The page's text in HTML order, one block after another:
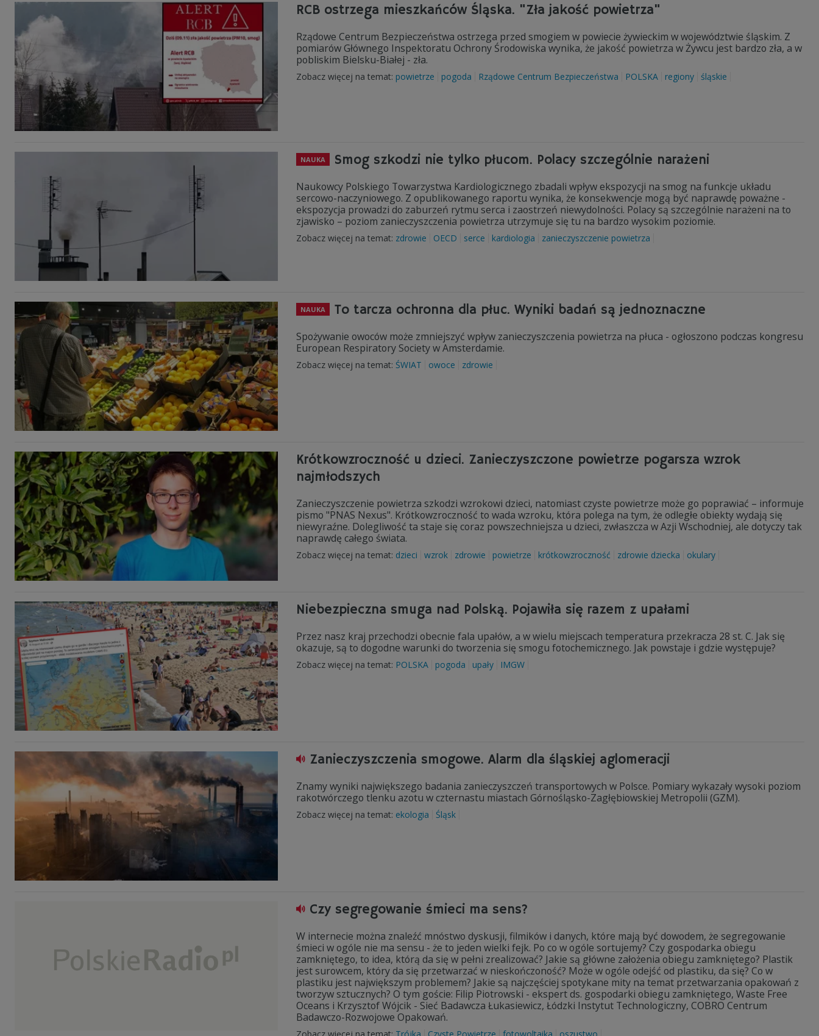
RCB ostrzega mieszkańców Śląska. "Zła jakość powietrza"
Rządowe Centrum Bezpieczeństwa ostrzega przed smogiem w powiecie żywieckim w województwie śląskim. Z
pomiarów Głównego Inspektoratu Ochrony Środowiska wynika, że jakość powietrza w Żywcu jest bardzo zła, a w
pobliskim Bielsku-Białej - zła.
Zobacz więcej na temat: powietrze pogoda Rządowe Centrum Bezpieczeństwa POLSKA regiony śląskie
NAUKA Smog szkodzi nie tylko płucom. Polacy szczególnie narażeni
Naukowcy Polskiego Towarzystwa Kardiologicznego zbadali wpływ ekspozycji na smog na funkcje układu
sercowo-naczyniowego. Z opublikowanego raportu wynika, że konsekwencje mogą być naprawdę poważne -
ekspozycja prowadzi do zaburzeń rytmu serca i zaostrzeń niewydolności. Polacy są szczególnie narażeni na to
zjawisko – poziom zanieczyszczenia powietrza utrzymuje się tu na bardzo wysokim poziomie.
Zobacz więcej na temat: zdrowie OECD serce kardiologia zanieczyszczenie powietrza
NAUKA To tarcza ochronna dla płuc. Wyniki badań są jednoznaczne
Spożywanie owoców może zmniejszyć wpływ zanieczyszczenia powietrza na płuca - ogłoszono podczas kongresu
European Respiratory Society w Amsterdamie.
Zobacz więcej na temat: ŚWIAT owoce zdrowie
Krótkowzroczność u dzieci. Zanieczyszczone powietrze pogarsza wzrok
najmłodszych
Zanieczyszczenie powietrza szkodzi wzrokowi dzieci, natomiast czyste powietrze może go poprawiać – informuje
pismo "PNAS Nexus". Krótkowzroczność to wada wzroku, która polega na tym, że odległe obiekty wydają się
niewyraźne. Dolegliwość ta staje się coraz powszechniejsza u dzieci, zwłaszcza w Azji Wschodniej, ale dotyczy tak
naprawdę całego świata.
Zobacz więcej na temat: dzieci wzrok zdrowie powietrze krótkowzroczność zdrowie dziecka okulary
Niebezpieczna smuga nad Polską. Pojawiła się razem z upałami
Przez nasz kraj przechodzi obecnie fala upałów, a w wielu miejscach temperatura przekracza 28 st. C. Jak się
okazuje, są to dogodne warunki do tworzenia się smogu fotochemicznego. Jak powstaje i gdzie występuje?
Zobacz więcej na temat: POLSKA pogoda upały IMGW
Zanieczyszczenia smogowe. Alarm dla śląskiej aglomeracji
Znamy wyniki największego badania zanieczyszczeń transportowych w Polsce. Pomiary wykazały wysoki poziom
rakotwórczego tlenku azotu w czternastu miastach Górnośląsko-Zagłębiowskiej Metropolii (GZM).
Zobacz więcej na temat: ekologia Śląsk
Czy segregowanie śmieci ma sens?
W internecie można znaleźć mnóstwo dyskusji, filmików i danych, które mają być dowodem, że segregowanie
śmieci w ogóle nie ma sensu - że to jeden wielki fejk. Po co w ogóle sortujemy? Czy gospodarka obiegu
zamkniętego, to idea, którą da się w pełni zrealizować? Jakie są główne założenia obiegu zamkniętego? Plastik
jest surowcem, który da się przetwarzać w nieskończoność? Może w ogóle odejść od plastiku, da się? Co w
plastiku jest największym problemem? Jakie są najczęściej spotykane mity na temat przetwarzania opakowań z
tworzyw sztucznych? O tym goście: Filip Piotrowski - ekspert ds. gospodarki obiegu zamkniętego, Waste Free
Oceans i Krzysztof Wójcik - Sieć Badawcza Łukasiewicz, Łódzki Instytut Technologiczny, COBRO Centrum
Badawczo-Rozwojowe Opakowań.